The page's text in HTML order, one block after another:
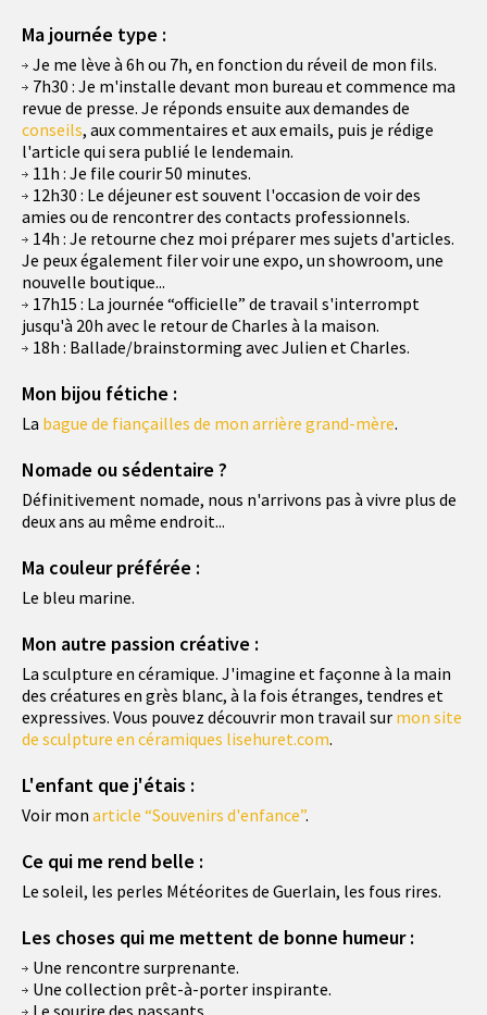
Ma journée type :
Je me lève à 6h ou 7h, en fonction du réveil de mon fils.
7h30 : Je m'installe devant mon bureau et commence ma
revue de presse. Je réponds ensuite aux demandes de
conseils, aux commentaires et aux emails, puis je rédige
l'article qui sera publié le lendemain.
11h : Je file courir 50 minutes.
12h30 : Le déjeuner est souvent l'occasion de voir des
amies ou de rencontrer des contacts professionnels.
14h : Je retourne chez moi préparer mes sujets d'articles.
Je peux également filer voir une expo, un showroom, une
nouvelle boutique...
17h15 : La journée “officielle” de travail s'interrompt
jusqu'à 20h avec le retour de Charles à la maison.
18h : Ballade/brainstorming avec Julien et Charles.
Mon bijou fétiche :
La bague de fiançailles de mon arrière grand-mère.
Nomade ou sédentaire ?
Définitivement nomade, nous n'arrivons pas à vivre plus de
deux ans au même endroit...
Ma couleur préférée :
Le bleu marine.
Mon autre passion créative :
La sculpture en céramique. J'imagine et façonne à la main
des créatures en grès blanc, à la fois étranges, tendres et
expressives. Vous pouvez découvrir mon travail sur mon site
de sculpture en céramiques lisehuret.com.
L'enfant que j'étais :
Voir mon article “Souvenirs d'enfance”.
Ce qui me rend belle :
Le soleil, les perles Météorites de Guerlain, les fous rires.
Les choses qui me mettent de bonne humeur :
Une rencontre surprenante.
Une collection prêt-à-porter inspirante.
Le sourire des passants.